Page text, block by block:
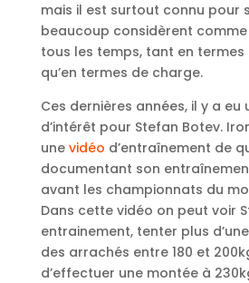
mais il est surtout connu pour
beaucoup considèrent
tous les temps, tant en
qu’en termes de charge.
Ces dernières années, il y a eu
d’intérêt pour Stefan Botev.
une vidéo d’entraînement de
documentant son
avant les championnats du
Dans cette vidéo on peut voir
entrainement, tenter plus
des arrachés entre 180 et
d’effectuer une montée à